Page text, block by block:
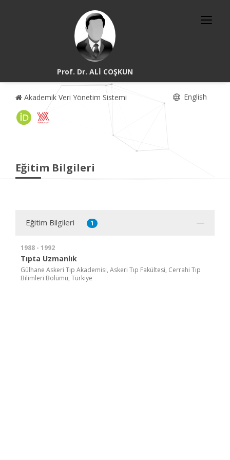
Prof. Dr. ALİ COŞKUN
Akademik Veri Yönetim Sistemi English
Eğitim Bilgileri
Eğitim Bilgileri 1
1988 - 1992
Tıpta Uzmanlık
Gülhane Askeri Tıp Akademisi, Askeri Tıp Fakültesi, Cerrahi Tıp
Bilimleri Bölümü, Türkiye